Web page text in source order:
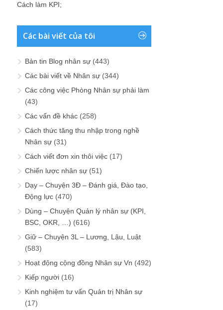
Cách làm KPI;
Các bài viết của tôi
Bản tin Blog nhân sự (443)
Các bài viết về Nhân sự (344)
Các công việc Phòng Nhân sự phải làm
(43)
Các vấn đề khác (258)
Cách thức tăng thu nhập trong nghề
Nhân sự (31)
Cách viết đơn xin thôi việc (17)
Chiến lược nhân sự (51)
Dạy – Chuyện 3Đ – Đánh giá, Đào tạo,
Động lực (470)
Dùng – Chuyện Quản lý nhân sự (KPI,
BSC, OKR, …) (616)
Giữ – Chuyện 3L – Lương, Lậu, Luật
(583)
Hoạt động cộng đồng Nhân sự Vn (492)
Kiếp người (16)
Kinh nghiệm tư vấn Quản trị Nhân sự
(17)